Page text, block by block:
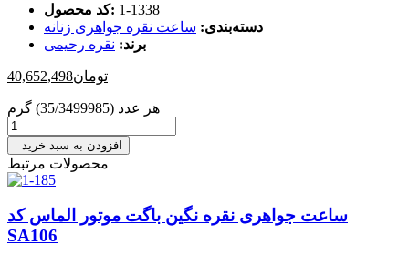
کد محصول: ‎1-1338
دسته‌بندی: ساعت نقره جواهری زنانه
برند: نقره رحیمی
40,652,498تومان
هر عدد (35/3499985) گرم
افزودن به سبد خرید
محصولات مرتبط
ساعت جواهری نقره نگین باگت موتور الماس کد
SA106